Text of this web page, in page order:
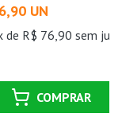
Bosch
UN
de R$ 76,90 sem
COMPRAR